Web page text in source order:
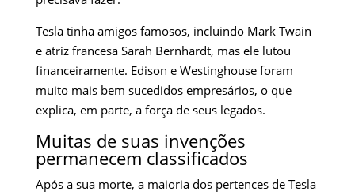
Tesla tinha amigos famosos, incluindo Mark Twain
e atriz francesa Sarah Bernhardt, mas ele lutou
financeiramente. Edison e Westinghouse foram
muito mais bem sucedidos empresários, o que
explica, em parte, a força de seus legados.
Muitas de suas invenções
permanecem classificados
Após a sua morte, a maioria dos pertences de Tesla